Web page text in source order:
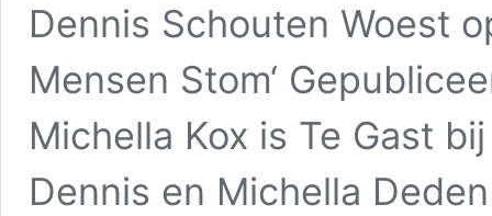
Dennis Schouten Woest
Mensen Stom‘
Michella Kox is Te Gast
Dennis en Michella